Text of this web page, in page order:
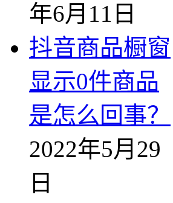
年6月11日
抖音商品橱窗
显示0件商品
是怎么回事？
2022年5月29
日